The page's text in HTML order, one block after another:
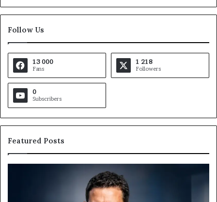
Follow Us
13 000
Fans
1 218
Followers
0
Subscribers
Featured Posts